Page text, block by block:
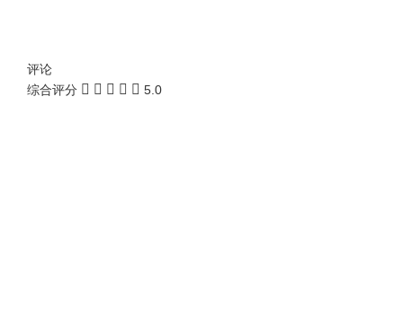
评论
综合评分
5.0